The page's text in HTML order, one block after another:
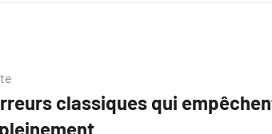
classiques qui